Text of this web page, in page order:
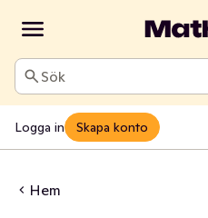
Sök
Logga in Skapa konto
Hem